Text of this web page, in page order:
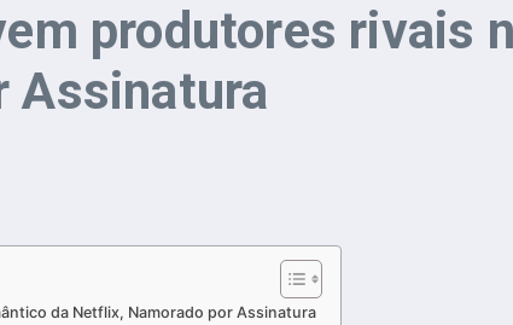
produtores rivais
Assinatura
da Netflix, Namorado por Assinatura